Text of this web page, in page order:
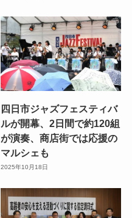
四日市ジャズフェスティバ
ルが開幕、2日間で約120組
が演奏、商店街では応援の
マルシェも
2025年10月18日